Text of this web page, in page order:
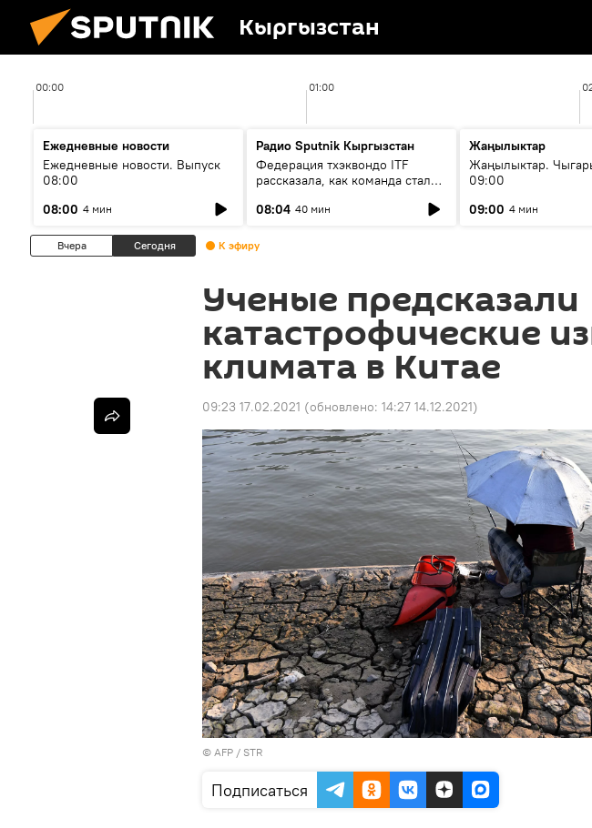
Кыргызстан
00:00 01:00
Ежедневные новости
Ежедневные новости. Выпуск
08:00
08:00 4 мин
Радио Sputnik Кыргызстан
Федерация тхэквондо ITF
рассказала, как команда стала
08:04 40 мин
Жаңылыктар
Жаңылыктар.
09:00
09:00 4 мин
Вчера Сегодня К эфиру
Ученые предсказали
катастрофические
климата в Китае
09:23 17.02.2021 (обновлено: 14:27 14.12.2021)
© AFP / STR
Подписаться